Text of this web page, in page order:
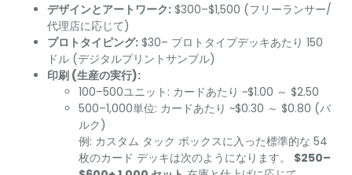
デザインとアートワーク: $300–$1,500 (フリーランサー/
代理店に応じて)
プロトタイピング: $30– プロトタイプデッキあたり 150
ドル (デジタルプリントサンプル)
印刷 (生産の実行):
100–500ユニット: カードあたり ~$1.00 ～ $2.50
500–1,000単位: カードあたり ~$0.30 ～ $0.80 (バ
ルク)
例: カスタム タック ボックスに入った標準的な 54
枚のカード デッキは次のようになります。 $250–